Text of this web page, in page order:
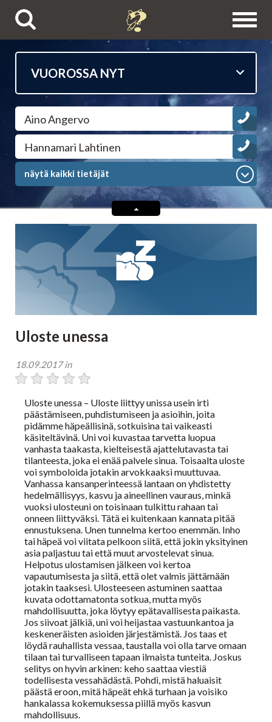
Puhelinpalvelut
Tietäjien esittelyt
Astrologit
Ennustajat
Tarot-tulkitsijat tulkitsevat tarotkortteja
Enkelikorttitulkitsijat
Kaukoparantajat
Numerologit
Tajunnanvirta -palvelu
Tajunnanvirta Tietäjät
Tajunnanvirta puhepaketti
Soittopyyntö
Tietoa laskutuksesta
Horoskoopit
Aino Angervo
Hannamari Lahtinen
näytä kaikki tietäjät
Uloste unessa
18.09.2017 in
Uloste unessa – Uloste liittyy unissa usein irti
päästämiseen, puhdistumiseen ja asioihin, joita
pidämme häpeällisinä, sotkuisina tai vaikeasti
käsiteltävinä. Uni voi kuvastaa tarvetta luopua
vanhasta taakasta, kielteisestä ajattelutavasta tai
tilanteesta, joka ei enää palvele sinua. Toisaalta uloste
voi symboloida jotakin arvokkaaksi muuttuvaa.
Vanhassa kansanperinteessä lantaan on yhdistetty
hedelmällisyys, kasvu ja aineellinen vauraus, minkä
vuoksi ulosteuni on toisinaan tulkittu rahaan tai
onneen liittyväksi. Tätä ei kuitenkaan kannata pitää
ennustuksena. Unen tunnelma kertoo enemmän. Inho
tai häpeä voi viitata pelkoon siitä, että jokin yksityinen
asia paljastuu tai että muut arvostelevat sinua.
Helpotus ulostamisen jälkeen voi kertoa
vapautumisesta ja siitä, että olet valmis jättämään
jotakin taaksesi. Ulosteeseen astuminen saattaa
kuvata odottamatonta sotkua, mutta myös
mahdollisuutta, joka löytyy epätavallisesta paikasta.
Jos siivoat jälkiä, uni voi heijastaa vastuunkantoa ja
keskeneräisten asioiden järjestämistä. Jos taas et
löydä rauhallista vessaa, taustalla voi olla tarve omaan
tilaan tai turvalliseen tapaan ilmaista tunteita. Joskus
selitys on hyvin arkinen: keho saattaa viestiä
todellisesta vessahädästä. Pohdi, mistä haluaisit
päästä eroon, mitä häpeät ehkä turhaan ja voisiko
hankalassa kokemuksessa piillä myös kasvun
mahdollisuus.